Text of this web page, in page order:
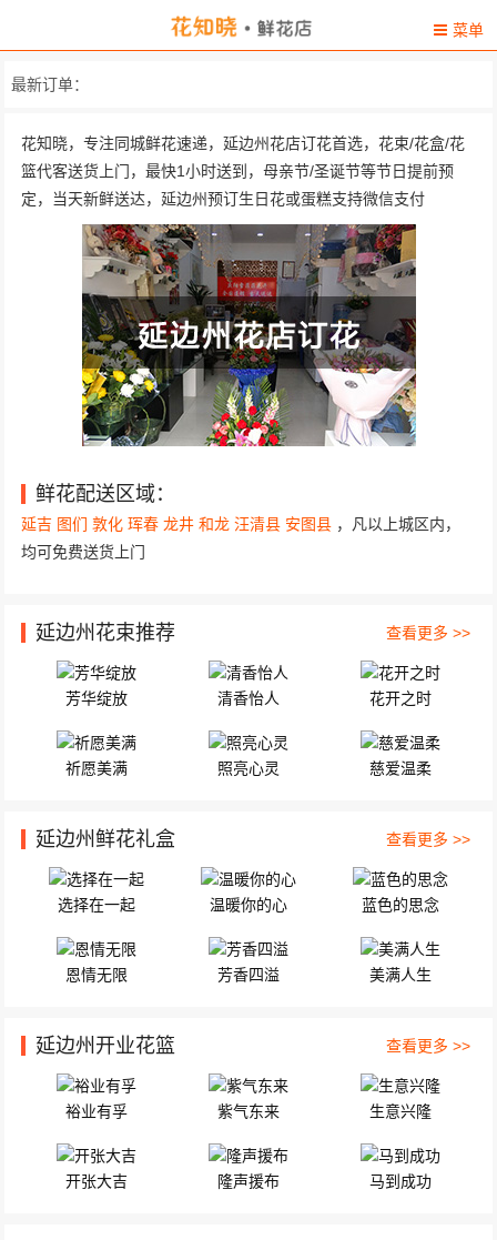
菜单
最新订单：
花知晓，专注同城鲜花速递，延边州花店订花首选，花束/花盒/花
篮代客送货上门，最快1小时送到，母亲节/圣诞节等节日提前预
定，当天新鲜送达，延边州预订生日花或蛋糕支持微信支付
鲜花配送区域：
延吉 图们敦化珲春龙井和龙汪清县 安图县 ，凡以上城区内，
均可免费送货上门
延边州花束推荐 查看更多 >>
芳华绽放 清香怡人 花开之时
祈愿美满 照亮心灵 慈爱温柔
延边州鲜花礼盒 查看更多 >>
选择在一起 温暖你的心 蓝色的思念
恩情无限 芳香四溢 美满人生
延边州开业花篮 查看更多 >>
裕业有孚 紫气东来 生意兴隆
开张大吉 隆声援布 马到成功